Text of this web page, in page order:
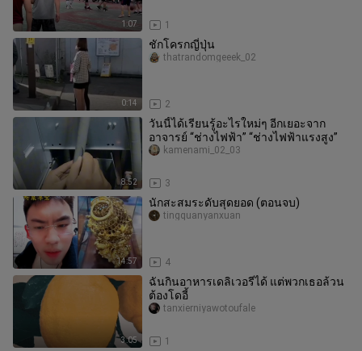
1:07 1
0:14
ชักโครกญี่ปุ่น
2
thatrandomgeeek_02
8:52
วันนี้ได้เรียนรู้อะไรใหม่ๆ อีกเยอะจาก
อาจารย์ “ช่างไฟฟ้า” “ช่างไฟฟ้าแรงสูง”
3
kamenami_02_03
14:57
นักสะสมระดับสุดยอด (ตอนจบ)
4
tingquanyanxuan
3:05
ฉันกินอาหารเดลิเวอรีได้ แต่พวกเธอล้วน
ต้องโดอี้
1
tanxierniyawotoufale